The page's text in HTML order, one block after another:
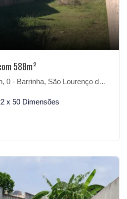
588m²
Barrinha, São Lourenço do Sul-RS
x 50 Dimensões